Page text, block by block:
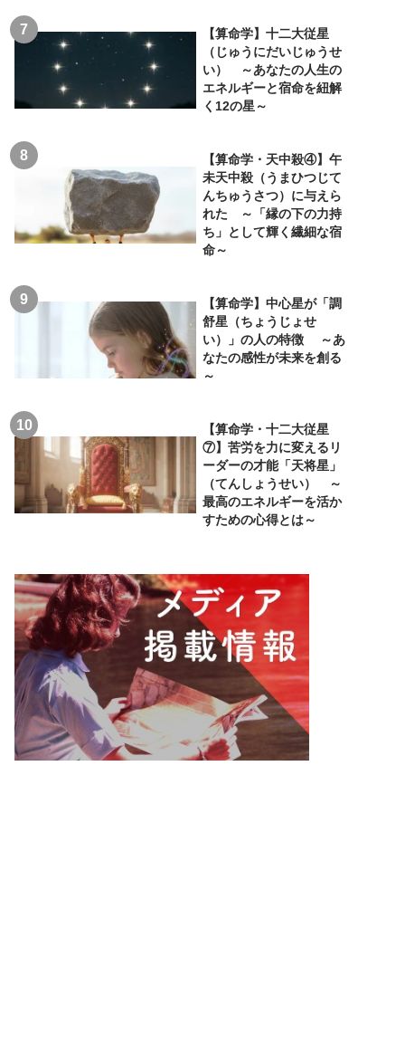
【算命学】十二大従星
（じゅうにだいじゅうせ
い） ～あなたの人生の
エネルギーと宿命を紐解
く12の星～
【算命学・天中殺④】午
未天中殺（うまひつじて
んちゅうさつ）に与えら
れた ～「縁の下の力持
ち」として輝く繊細な宿
命～
【算命学】中心星が「調
舒星（ちょうじょせ
い）」の人の特徴 ～あ
なたの感性が未来を創る
～
【算命学・十二大従星
⑦】苦労を力に変えるリ
ーダーの才能「天将星」
（てんしょうせい） ～
最高のエネルギーを活か
すための心得とは～